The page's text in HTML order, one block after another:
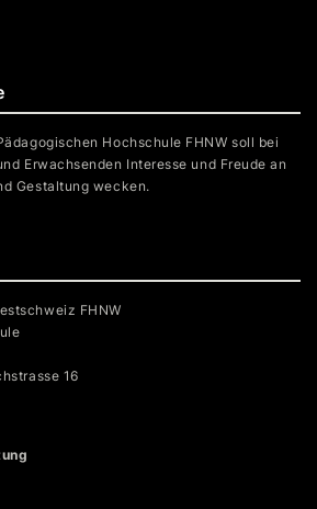
FHNW
16
Hochschule FHNW soll bei
Erwachsenden Interesse und Freude an
Gestaltung wecken.